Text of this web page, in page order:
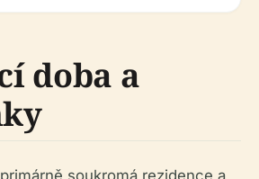
doba a
soukromá rezidence a